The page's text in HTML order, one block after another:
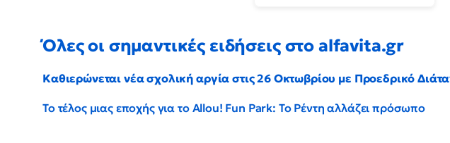
Όλες οι σημαντικές ειδήσεις στο alfavita.gr
Καθιερώνεται νέα σχολική αργία στις 26 Οκτωβρίου με Προεδρικό
Το τέλος μιας εποχής για το Allou! Fun Park: Το Ρέντη αλλάζει πρόσωπο